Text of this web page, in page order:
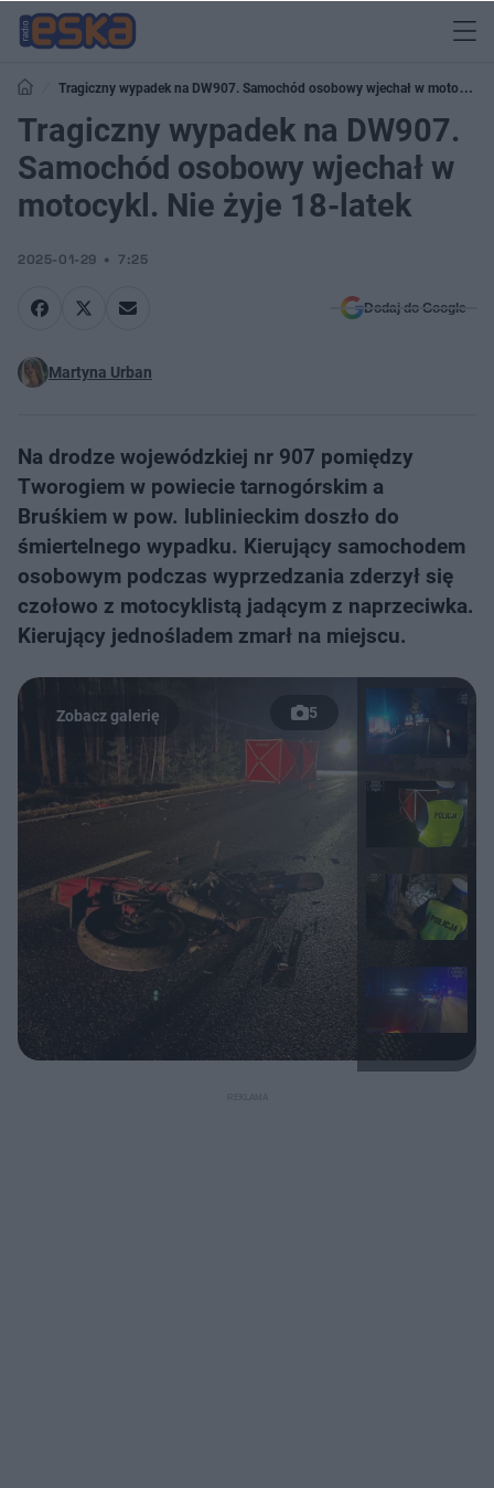
Tragiczny wypadek na DW907. Samochód osobowy wjechał w motocykl.
Nie żyje 18-latek
Tragiczny wypadek na DW907.
Samochód osobowy wjechał w
motocykl. Nie żyje 18-latek
2025-01-29 7:25
Dodaj do Google
Martyna Urban
Na drodze wojewódzkiej nr 907 pomiędzy
Tworogiem w powiecie tarnogórskim a
Bruśkiem w pow. lublinieckim doszło do
śmiertelnego wypadku. Kierujący samochodem
osobowym podczas wyprzedzania zderzył się
czołowo z motocyklistą jadącym z naprzeciwka.
Kierujący jednośladem zmarł na miejscu.
5